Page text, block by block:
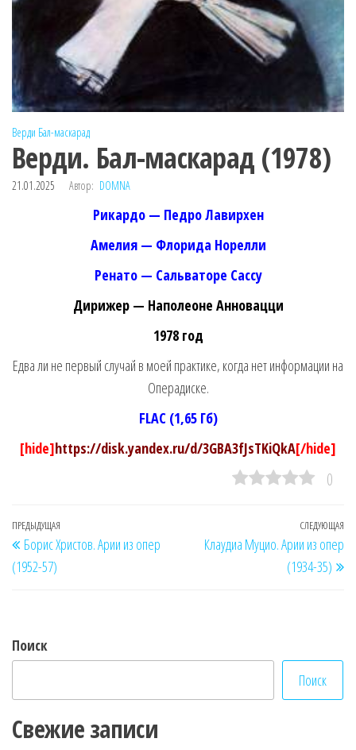
Верди Бал-маскарад
Верди. Бал-маскарад (1978)
21.01.2025 Автор: DOMNA
Рикардо — Педро Лавирхен
Амелия — Флорида Норелли
Ренато — Сальваторе Сассу
Дирижер — Наполеоне Анновацци
1978 год
Едва ли не первый случай в моей практике, когда нет информации на
Операдиске.
FLAC (1,65 Гб)
[hide]https://disk.yandex.ru/d/3GBA3fJsTKiQkA[/hide]
0
Навигация
по
записям
Предыдущая
запись
ПРЕДЫДУЩАЯ
Борис Христов. Арии из опер
(1952-57)
СЛЕДУЮЩАЯ
Клаудиа Муцио. Арии из опер
(1934-35)
Поиск
Поиск
Свежие записи